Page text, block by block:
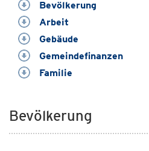
Bevölkerung
Arbeit
Gebäude
Gemeindefinanzen
Familie
Bevölkerung